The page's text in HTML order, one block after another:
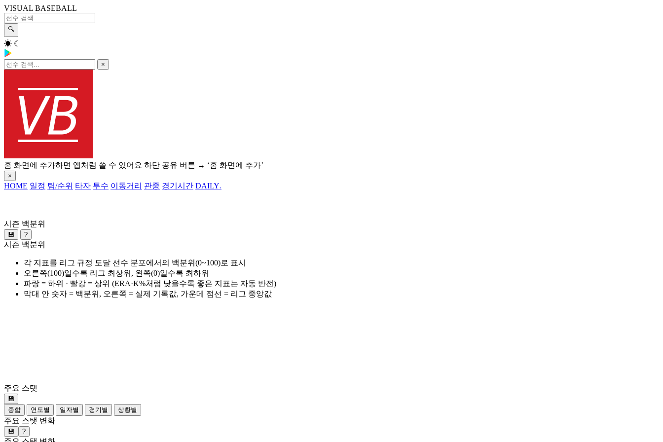
VISUAL BASEBALL
🔍
☀ ☾
×
홈 화면에 추가하면 앱처럼 쓸 수 있어요 하단 공유 버튼 → ‘홈 화면에 추가’
×
HOME 일정 팀/순위 타자 투수 이동거리 관중 경기시간 DAILY.
시즌 백분위
💾 ?
시즌 백분위
각 지표를 리그 규정 도달 선수 분포에서의 백분위(0~100)로 표시
오른쪽(100)일수록 리그 최상위, 왼쪽(0)일수록 최하위
파랑 = 하위 · 빨강 = 상위 (ERA·K%처럼 낮을수록 좋은 지표는 자동 반전)
막대 안 숫자 = 백분위, 오른쪽 = 실제 기록값, 가운데 점선 = 리그 중앙값
주요 스탯
💾
종합
연도별 일자별 경기별 상황별
주요 스탯 변화
💾 ?